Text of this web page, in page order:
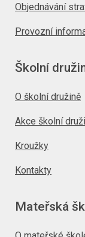
Objednávání
Provozní
Školní
O školní družině
Akce školní
Kroužky
Kontakty
Mateřská